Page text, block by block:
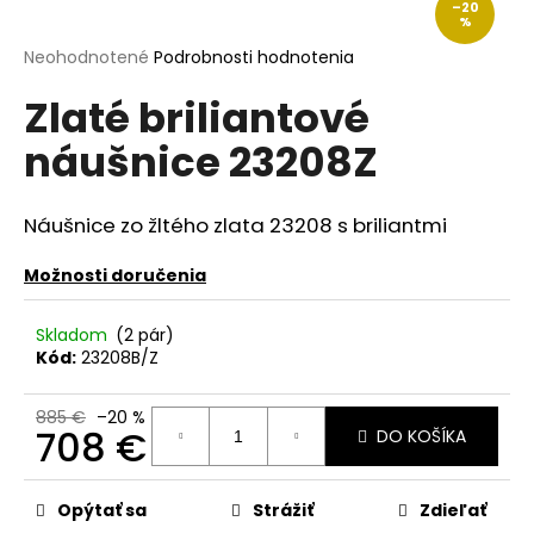
Priemerné
produktu
je
hviezdičiek.
Neohodnotené Podrobnosti hodnotenia
Zlaté briliantové
náušnice 23208Z
Náušnice zo žltého zlata 23208 s briliantmi
Možnosti doručenia
Skladom (2 pár)
Kód: 23208B/Z
885 € –20 %
708 €
Jednotková
cena:
DO KOŠÍKA
Opýtať sa Strážiť Zdieľať
–20
%
j
ť
?
d
p
r
ú